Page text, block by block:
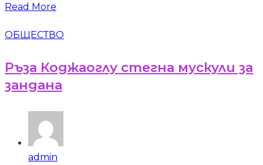
Read More
ОБЩЕСТВО
Ръза Коджаоглу стегна мускули за
зандана
admin